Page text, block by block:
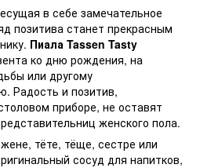
в себе замечательное
позитива станет прекрасным
Пиала Tassen Tasty
ко дню рождения, на
или другому
Радость и позитив,
приборе, не оставят
женского пола.
тёте, тёще, сестре или
сосуд для напитков,